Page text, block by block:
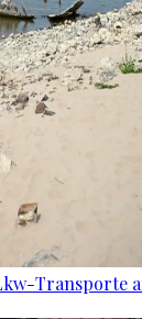
Transporte